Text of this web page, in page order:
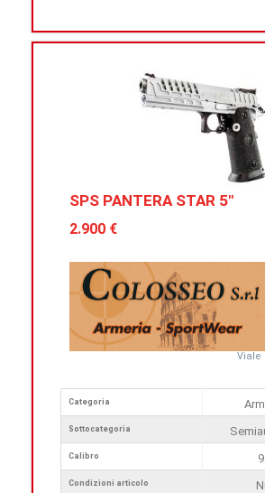
SPS PANTERA STAR 5"
2.900 €
Viale
Categoria
Sottocategoria
Calibro
Condizioni articolo